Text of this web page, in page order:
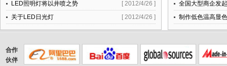
[ 2012/4/26 ]
LED照明灯将以井喷之势
[ 2012/4/26 ]
关于LED日光灯
全国大型商企发
制作低色温高显
合作
伙伴